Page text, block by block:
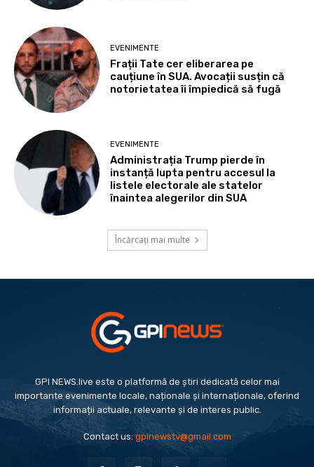
EVENIMENTE
Frații Tate cer eliberarea pe
cauțiune în SUA. Avocații susțin că
notorietatea îi împiedică să fugă
EVENIMENTE
Administrația Trump pierde în
instanță lupta pentru accesul la
listele electorale ale statelor
înaintea alegerilor din SUA
Încărcați mai multe
GPI NEWS.live este o platformă de știri dedicată celor mai
importante evenimente locale, naționale și internaționale, oferind
informații actuale, relevante și de interes public.
Contact us:gpinewstv@gmail.com